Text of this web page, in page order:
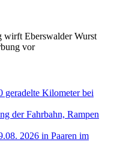
wirft Eberswalder Wurst
vor
geradelte Kilometer bei
der Fahrbahn, Rampen
2026 in Paaren im